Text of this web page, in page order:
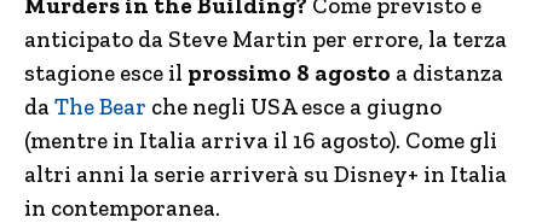
anticipato da Steve Martin per errore, la terza
stagione esce il prossimo 8 agosto a distanza
da The Bear che negli USA esce a giugno
(mentre in Italia arriva il 16 agosto). Come gli
altri anni la serie arriverà su Disney+ in Italia
in contemporanea.